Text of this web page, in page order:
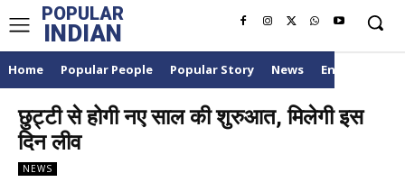
POPULAR
INDIAN
Home Popular People Popular Story News
छुट्टी से होगी नए साल की शुरुआत, मिलेगी इस
दिन लीव
NEWS